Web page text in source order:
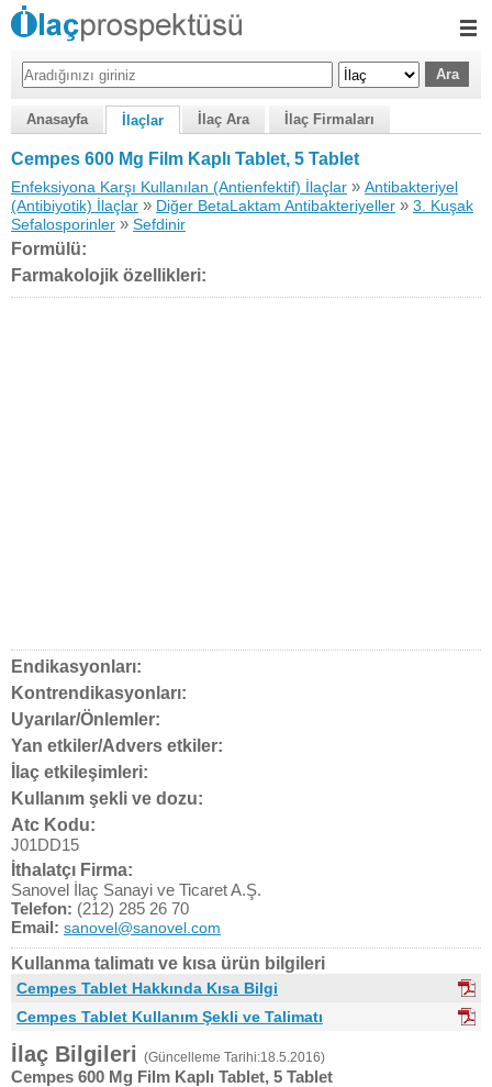
Anasayfa İlaçlar İlaç Ara İlaç Firmaları
Cempes 600 Mg Film Kaplı Tablet, 5 Tablet
Enfeksiyona Karşı Kullanılan (Antienfektif) İlaçlar » Antibakteriyel
(Antibiyotik) İlaçlar » Diğer BetaLaktam Antibakteriyeller » 3. Kuşak
Sefalosporinler » Sefdinir
Formülü:
Farmakolojik özellikleri:
Endikasyonları:
Kontrendikasyonları:
Uyarılar/Önlemler:
Yan etkiler/Advers etkiler:
İlaç etkileşimleri:
Kullanım şekli ve dozu:
Atc Kodu:
J01DD15
İthalatçı Firma:
Sanovel İlaç Sanayi ve Ticaret A.Ş.
Telefon: (212) 285 26 70
Email: sanovel@sanovel.com
Kullanma talimatı ve kısa ürün bilgileri
Cempes Tablet Hakkında Kısa Bilgi
Cempes Tablet Kullanım Şekli ve Talimatı
İlaç Bilgileri (Güncelleme Tarihi:18.5.2016)
Cempes 600 Mg Film Kaplı Tablet, 5 Tablet